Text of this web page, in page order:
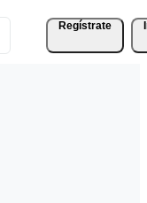
Regístrate